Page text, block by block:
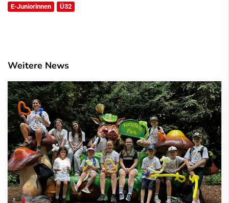
E-Juniorinnen Ü32
Weitere News